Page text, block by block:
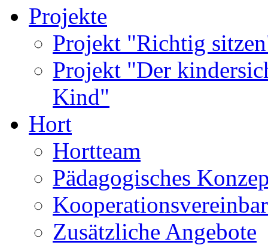
Projekte
Projekt "Richtig
Projekt "Der
Kind"
Hort
Hortteam
Pädagogisches
Zusätzliche Angebote